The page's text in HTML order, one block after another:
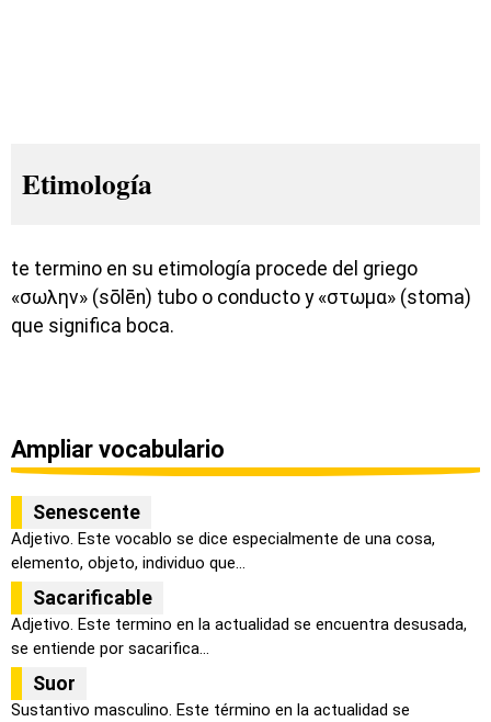
Etimología
te termino en su etimología procede del griego
«σωλην» (sōlēn) tubo o conducto y «στωμα» (stoma)
que significa boca.
Ampliar vocabulario
Senescente
Adjetivo. Este vocablo se dice especialmente de una cosa,
elemento, objeto, individuo que...
Sacarificable
Adjetivo. Este termino en la actualidad se encuentra desusada,
se entiende por sacarifica...
Suor
Sustantivo masculino. Este término en la actualidad se